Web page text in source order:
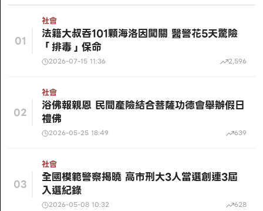
01
社會
法籍大叔吞101顆海洛因闖關 醫警花5天驚險
「排毒」保命
2026-07-15 11:36 2,596
02
社會
浴佛報親恩 民間產險結合菩薩功德會舉辦假日
禮佛
2026-05-25 18:49 639
03
社會
全國模範警察揭曉 高市刑大3人當選創連3屆
入選紀錄
2026-05-08 10:32 628